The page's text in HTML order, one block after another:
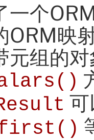
一个
ORM映
元组的